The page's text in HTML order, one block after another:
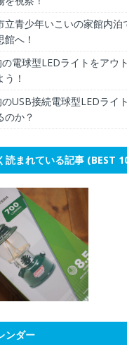
立青少年いこいの家館内
館へ！
電球型LEDライトをアウ
！
USB接続電球型LEDライ
のか？
読まれている記事 (BEST
ンダー